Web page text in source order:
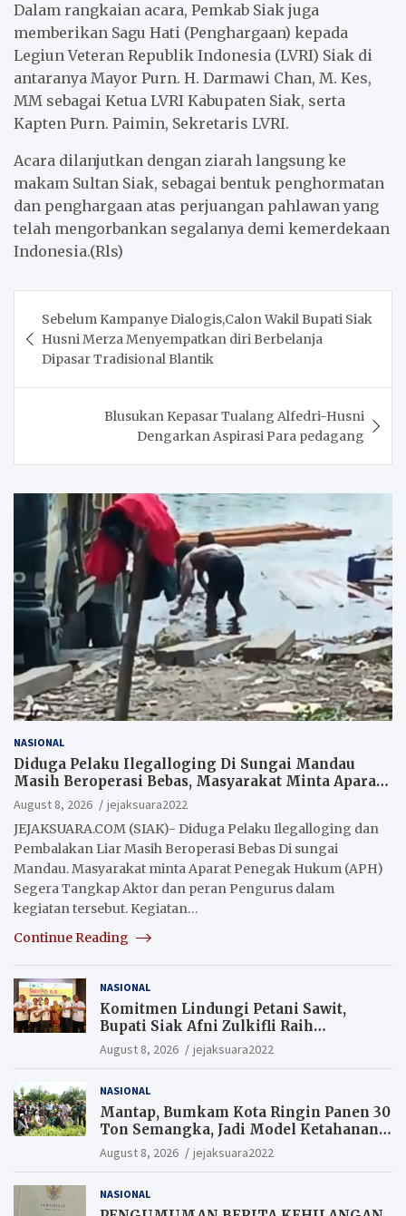
Dalam rangkaian acara, Pemkab Siak juga
memberikan Sagu Hati (Penghargaan) kepada
Legiun Veteran Republik Indonesia (LVRI) Siak di
antaranya Mayor Purn. H. Darmawi Chan, M. Kes,
MM sebagai Ketua LVRI Kabupaten Siak, serta
Kapten Purn. Paimin, Sekretaris LVRI.
Acara dilanjutkan dengan ziarah langsung ke
makam Sultan Siak, sebagai bentuk penghormatan
dan penghargaan atas perjuangan pahlawan yang
telah mengorbankan segalanya demi kemerdekaan
Indonesia.(Rls)
navigation
Sebelum Kampanye Dialogis,Calon Wakil Bupati Siak
Husni Merza Menyempatkan diri Berbelanja
Dipasar Tradisional Blantik
Blusukan Kepasar Tualang Alfedri-Husni
Dengarkan Aspirasi Para pedagang
NASIONAL
Diduga Pelaku Ilegalloging Di Sungai Mandau
Masih Beroperasi Bebas, Masyarakat Minta Aparat
Penegak Hukum Segera Tangkap Aktor Dan
Pengurus.
August 8, 2026
jejaksuara2022
JEJAKSUARA.COM (SIAK)- Diduga Pelaku Ilegalloging dan
Pembalakan Liar Masih Beroperasi Bebas Di sungai
Mandau. Masyarakat minta Aparat Penegak Hukum (APH)
Segera Tangkap Aktor dan peran Pengurus dalam
kegiatan tersebut. Kegiatan…
Continue Reading
NASIONAL
Komitmen Lindungi Petani Sawit,
Bupati Siak Afni Zulkifli Raih
Penghargaan SIEXPO 2026
August 8, 2026 jejaksuara2022
NASIONAL
Mantap, Bumkam Kota Ringin Panen 30
Ton Semangka, Jadi Model Ketahanan
Pangan Siak.
August 8, 2026 jejaksuara2022
NASIONAL